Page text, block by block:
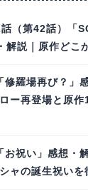
（第42話）「
解説｜原作どこ
羅場再び？」
ー再登場と原
祝い」感想・
ャの誕生祝いを